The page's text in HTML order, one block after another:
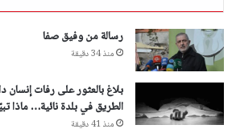
رسالة من وفيق صفا
منذ 34 دقيقة
بلاغ بالعثور على رفات
الطريق في بلدة نائية… ماذا
منذ 41 دقيقة